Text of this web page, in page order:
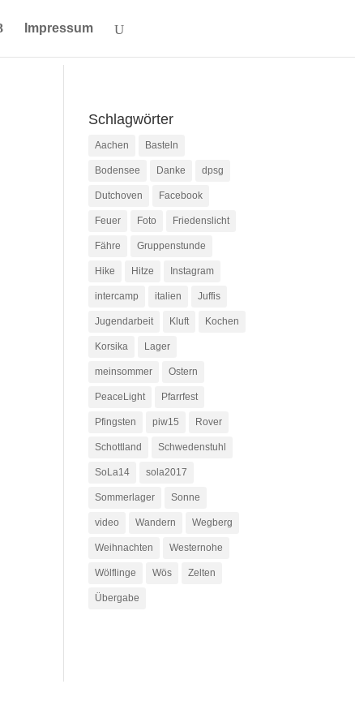
Impressum
Schlagwörter
Aachen Basteln
Bodensee Danke dpsg
Dutchoven Facebook
Feuer Foto Friedenslicht
Fähre Gruppenstunde
Hike Hitze Instagram
intercamp italien Juffis
Jugendarbeit Kluft Kochen
Korsika Lager
meinsommer Ostern
PeaceLight Pfarrfest
Pfingsten piw15 Rover
Schottland Schwedenstuhl
SoLa14 sola2017
Sommerlager Sonne
video Wandern Wegberg
Weihnachten Westernohe
Wölflinge Wös Zelten
Übergabe